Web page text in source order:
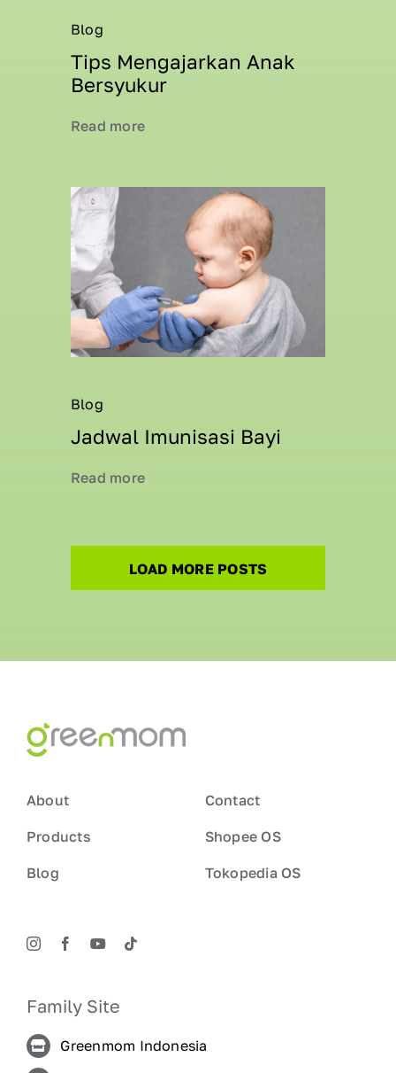
Blog
Tips Mengajarkan Anak
Bersyukur
Read more
Blog
Jadwal Imunisasi Bayi
Read more
LOAD MORE POSTS
About
Products
Blog
Contact
Shopee OS
Tokopedia OS
Family Site
Greenmom Indonesia